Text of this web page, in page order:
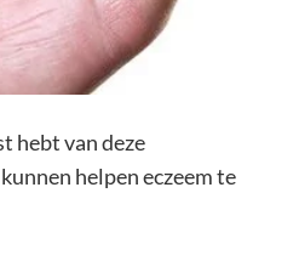
hebt van deze
helpen eczeem te